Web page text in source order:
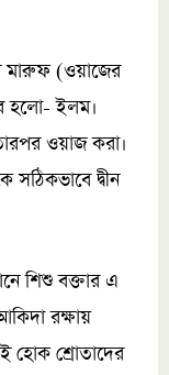
(ওয়াজের
হলো- ইলম।
ওয়াজ করা।
সঠিকভাবে দ্বীন
শিশু বক্তার এ
রক্ষায়
হোক শ্রোতাদের